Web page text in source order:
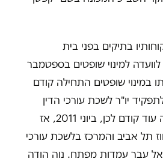
בתיקים בפני בית
למינוי שופטים בספטמבר
במינוי שופטים התחילה קודם
יו"ר לשכת עורכי הדין
ב-2015 וככל הנראה עוד קודם לכן, ביוני 2011, אז
תל אביב והמרכז בלשכת עורכי
אל עבר עמדות מפתח. נוה הודה